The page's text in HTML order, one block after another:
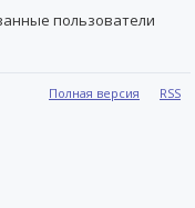
пользователи
Полная версия RSS